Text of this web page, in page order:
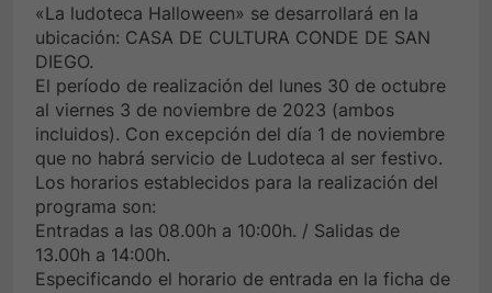
«La ludoteca Halloween» se desarrollará en la
ubicación: CASA DE CULTURA CONDE DE SAN
DIEGO.
El período de realización del lunes 30 de octubre
al viernes 3 de noviembre de 2023 (ambos
incluidos). Con excepción del día 1 de noviembre
que no habrá servicio de Ludoteca al ser festivo.
Los horarios establecidos para la realización del
programa son:
Entradas a las 08.00h a 10:00h. / Salidas de
13.00h a 14:00h.
Especificando el horario de entrada en la ficha de